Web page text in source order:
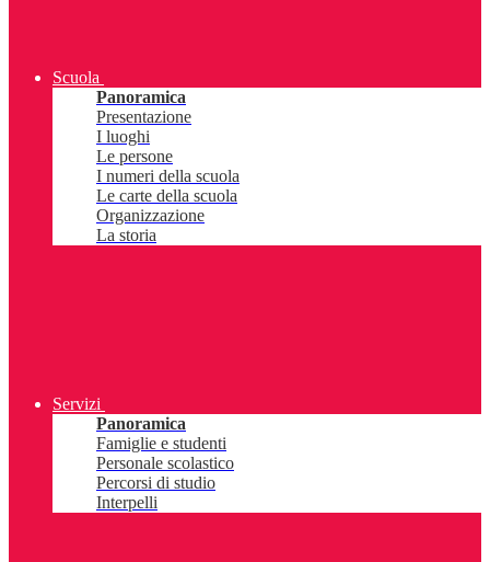
Scuola
Panoramica
Presentazione
I luoghi
Le persone
I numeri della scuola
Le carte della scuola
Organizzazione
La storia
Servizi
Panoramica
Famiglie e studenti
Personale scolastico
Percorsi di studio
Interpelli